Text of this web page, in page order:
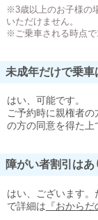
※3歳以上のお子様の
いただけません。
※ご乗車される時点で
未成年だけで乗車
はい、可能です。
ご予約時に親権者
の方の同意を得た上
障がい者割引はあ
はい、ございます
で詳細は 『おから